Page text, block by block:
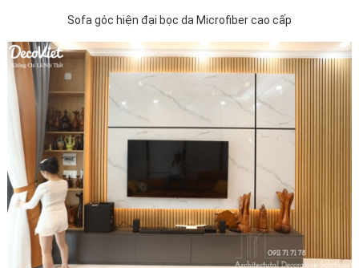
Sofa góc hiện đại bọc da Microfiber cao cấp